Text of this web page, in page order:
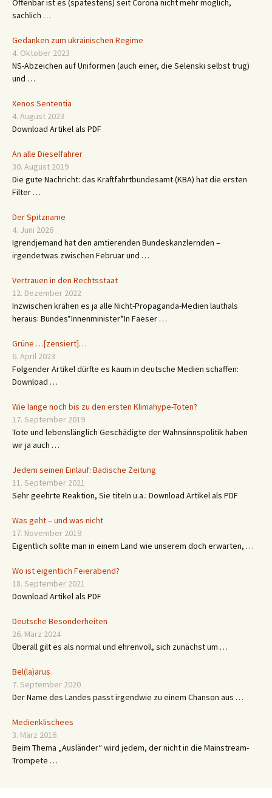
Offenbar ist es (spätestens) seit Corona nicht mehr möglich,
sachlich …
Gedanken zum ukrainischen Regime
4. Oktober 2023
NS-Abzeichen auf Uniformen (auch einer, die Selenski selbst trug)
und …
Xenos Sententia
4. August 2023
Download Artikel als PDF
An alle Dieselfahrer
30. August 2019
Die gute Nachricht: das Kraftfahrtbundesamt (KBA) hat die ersten
Filter …
Der Spitzname
4. Juni 2026
Igrendjemand hat den amtierenden Bundeskanzlernden –
irgendetwas zwischen Februar und …
Vertrauen in den Rechtsstaat
12. Dezember 2022
Inzwischen krähen es ja alle Nicht-Propaganda-Medien lauthals
heraus: Bundes*Innenminister*In Faeser …
Grüne …[zensiert]…
6. April 2023
Folgender Artikel dürfte es kaum in deutsche Medien schaffen:
Download …
Wie lange noch bis zu den ersten Klimahype-Toten?
17. September 2019
Tote und lebenslänglich Geschädigte der Wahnsinnspolitik haben
wir ja auch …
Jedem seinen Einlauf: Badische Zeitung
11. September 2021
Sehr geehrte Reaktion, Sie titeln u.a.: Download Artikel als PDF
Was geht – und was nicht
17. November 2019
Eigentlich sollte man in einem Land wie unserem doch erwarten, …
Wo ist eigentlich Feierabend?
18. September 2021
Download Artikel als PDF
Deutsche Besonderheiten
26. März 2024
Überall gilt es als normal und ehrenvoll, sich zunächst um …
Bel(la)arus
7. September 2020
Der Name des Landes passt irgendwie zu einem Chanson aus …
Medienklischees
3. März 2016
Beim Thema „Ausländer“ wird jedem, der nicht in die Mainstream-
Trompete …